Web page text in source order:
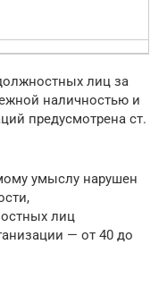
лиц за
наличностью и
предусмотрена ст.
умыслу нарушен
лиц
— от 40 до